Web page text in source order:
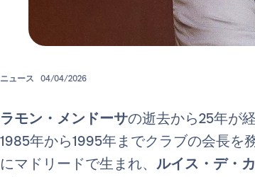
ニュース 04/04/2026
ラモン・メンドーサの逝去から25年が
1985年から1995年までクラブの会長を
にマドリードで生まれ、 ルイス・デ・